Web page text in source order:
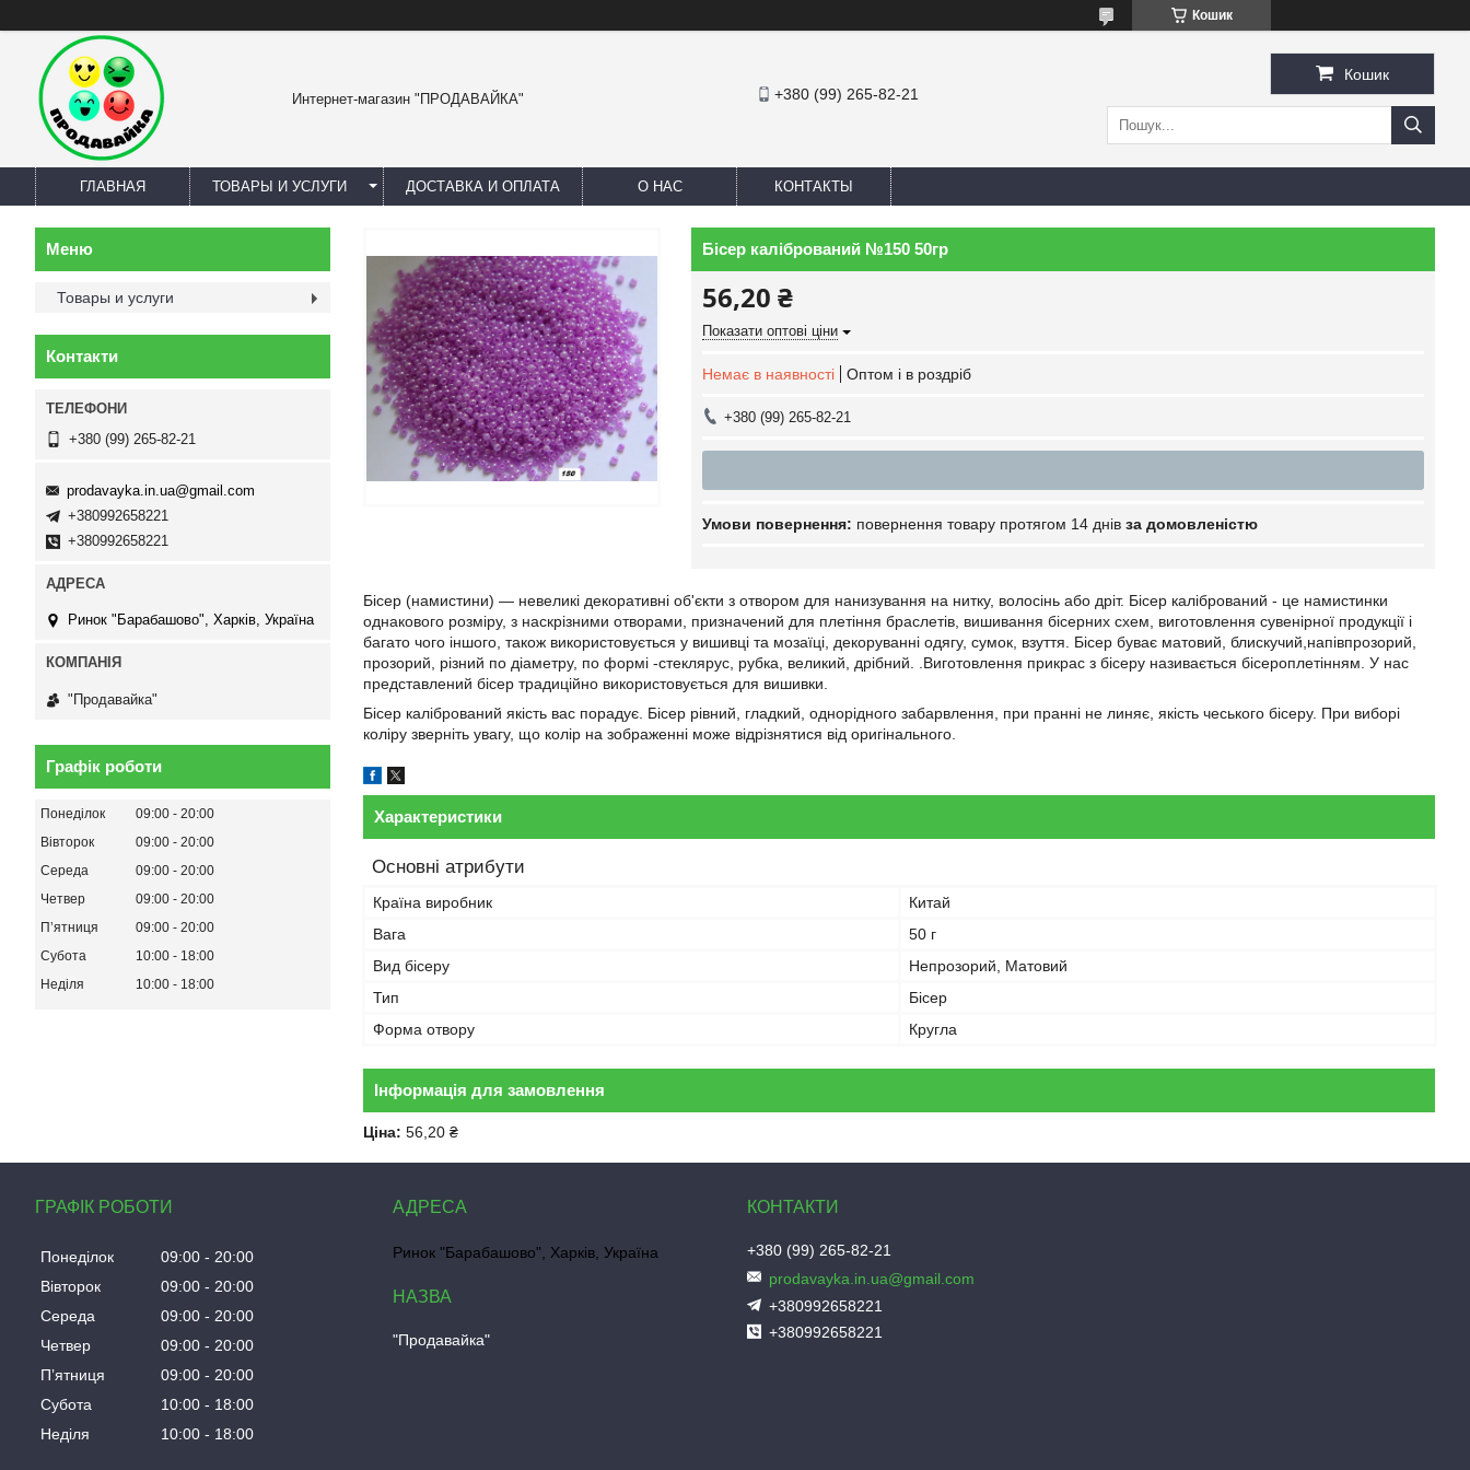
Кошик
Интернет-магазин "ПРОДАВАЙКА" +380 (99) 265-82-21
Кошик
ГЛАВНАЯ ТОВАРЫ И УСЛУГИ ДОСТАВКА И ОПЛАТА О НАС КОНТАКТЫ
Бісер калібрований №150 50гр
56,20 ₴
Показати оптові ціни
Немає в наявності Оптом і в роздріб
+380 (99) 265-82-21
повернення товару протягом 14 днів за домовленістю
Бісер (намистини) — невеликі декоративні об'єкти з отвором для нанизування на нитку, волосінь або дріт. Бісер калібрований - це намистинки
однакового розміру, з наскрізними отворами, призначений для плетіння браслетів, вишивання бісерних схем, виготовлення сувенірної продукції і
багато чого іншого, також використовується у вишивці та мозаїці, декоруванні одягу, сумок, взуття. Бісер буває матовий, блискучий,напівпрозорий,
прозорий, різний по діаметру, по формі -стеклярус, рубка, великий, дрібний. .Виготовлення прикрас з бісеру називається бісероплетінням. У нас
представлений бісер традиційно використовується для вишивки.
Бісер калібрований якість вас порадує. Бісер рівний, гладкий, однорідного забарвлення, при пранні не линяє, якість чеського бісеру. При виборі
коліру зверніть увагу, що колір на зображенні може відрізнятися від оригінального.
Характеристики
Основні атрибути
Країна виробник
Китай
Вага
50 г
Вид бісеру
Непрозорий, Матовий
Тип
Бісер
Форма отвору
Кругла
Інформація для замовлення
Ціна: 56,20 ₴
Товары и услуги
Контакти
+380 (99) 265-82-21
prodavayka.in.ua@gmail.com
+380992658221
+380992658221
Ринок "Барабашово", Харків, Україна
"Продавайка"
Графік роботи
Понеділок 09:00
20:00
Вівторок
09:00
20:00
Середа
09:00
20:00
Четвер
09:00
20:00
Пʼятниця
09:00
20:00
Субота
10:00
18:00
Неділя
10:00 18:00
ГРАФІК РОБОТИ
Понеділок 09:00
20:00
Вівторок
09:00
20:00
Середа
09:00
20:00
Четвер
09:00
20:00
Пʼятниця
09:00
20:00
Субота
10:00
18:00
Неділя
10:00 18:00
Ринок "Барабашово", Харків, Україна
"Продавайка"
+380 (99) 265-82-21
prodavayka.in.ua@gmail.com
+380992658221
+380992658221